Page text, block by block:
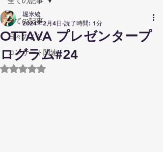
全ての記事
日々のこと
コンサート関連
OTTAVA プレゼンタープ
ログラム#24
堀米綾
2024年2月4日 読了時間: 1分
5つ星のうちNaNと評価されています。